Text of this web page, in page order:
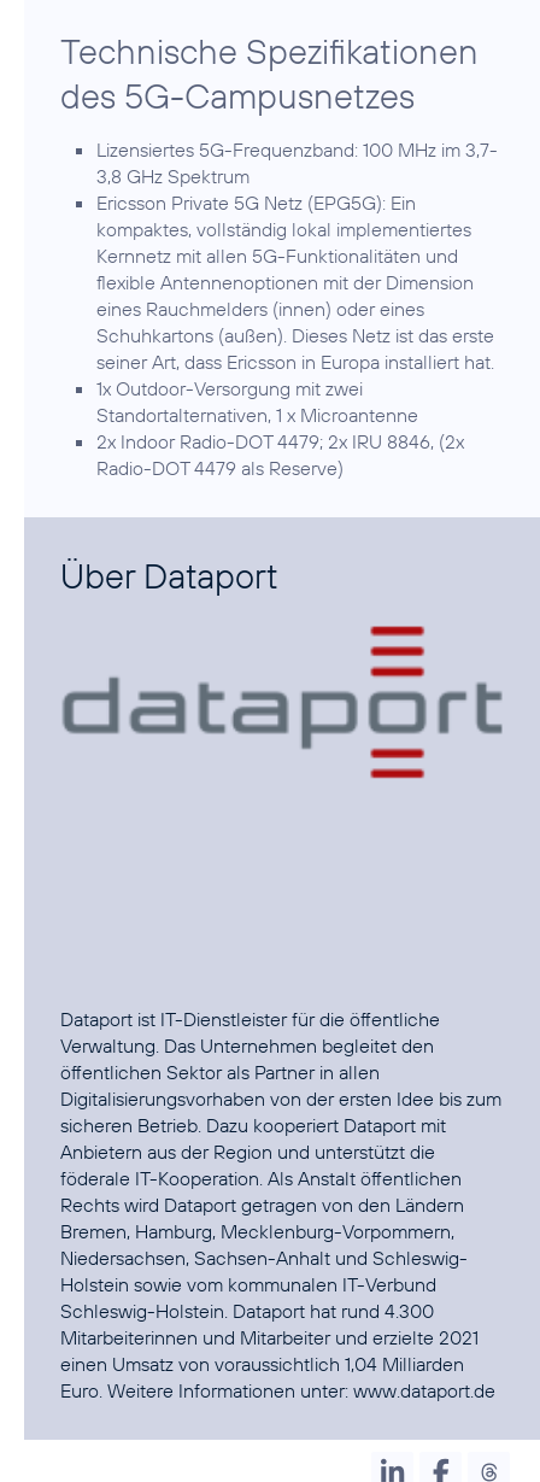
Technische Spezifikationen
des 5G-Campusnetzes
Lizensiertes 5G-Frequenzband: 100 MHz im 3,7-
3,8 GHz Spektrum
Ericsson Private 5G Netz (EPG5G): Ein
kompaktes, vollständig lokal implementiertes
Kernnetz mit allen 5G-Funktionalitäten und
flexible Antennenoptionen mit der Dimension
eines Rauchmelders (innen) oder eines
Schuhkartons (außen). Dieses Netz ist das erste
seiner Art, dass Ericsson in Europa installiert hat.
1x Outdoor-Versorgung mit zwei
Standortalternativen, 1 x Microantenne
2x Indoor Radio-DOT 4479; 2x IRU 8846, (2x
Radio-DOT 4479 als Reserve)
Über Dataport
Dataport ist IT-Dienstleister für die öffentliche
Verwaltung. Das Unternehmen begleitet den
öffentlichen Sektor als Partner in allen
Digitalisierungsvorhaben von der ersten Idee bis zum
sicheren Betrieb. Dazu kooperiert Dataport mit
Anbietern aus der Region und unterstützt die
föderale IT-Kooperation. Als Anstalt öffentlichen
Rechts wird Dataport getragen von den Ländern
Bremen, Hamburg, Mecklenburg-Vorpommern,
Niedersachsen, Sachsen-Anhalt und Schleswig-
Holstein sowie vom kommunalen IT-Verbund
Schleswig-Holstein. Dataport hat rund 4.300
Mitarbeiterinnen und Mitarbeiter und erzielte 2021
einen Umsatz von voraussichtlich 1,04 Milliarden
Euro. Weitere Informationen unter: www.dataport.de